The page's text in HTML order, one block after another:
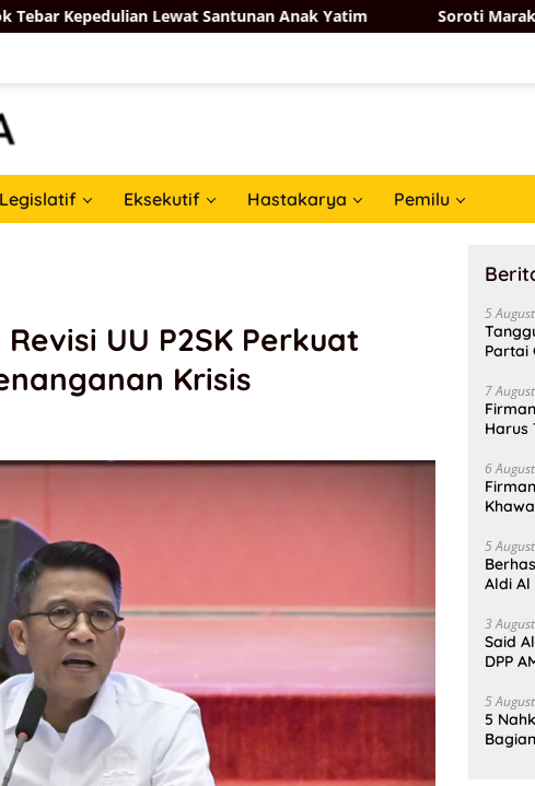
Lewat Santunan Anak Yatim Soroti Maraknya TPPO,
Legislatif Eksekutif Hastakarya Pemilu
UU P2SK Perkuat
Krisis
5
Partai
7
Harus
6
5
Aldi
3
Said
DPP
5
5